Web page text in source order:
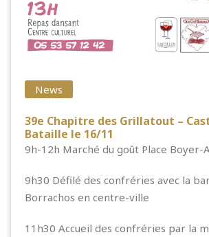
News
39e Chapitre des Grillatout –
Bataille le 16/11
9h-12h Marché du goût Place Boyer-
9h30 Défilé des confréries avec la
Borrachos en centre-ville
11h30 Accueil des confréries par la